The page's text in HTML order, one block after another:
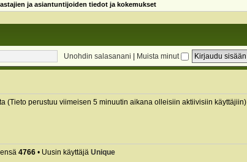
ja asiantuntijoiden tiedot ja kokemukset
Unohdin salasanani | Muista minut
(Tieto perustuu viimeisen 5 minuutin aikana olleisiin aktiivisiin käyttäjiin)
4766• Uusin käyttäjä Unique